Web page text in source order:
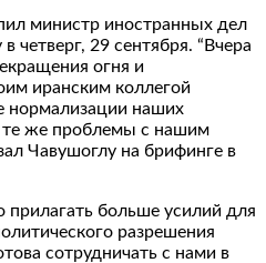
министр иностранных дел
29 сентября. “Вчера
огня и
иранским коллегой
наших
же проблемы с нашим
Чавушоглу на брифинге в
прилагать больше усилий для
разрешения
сотрудничать с нами в